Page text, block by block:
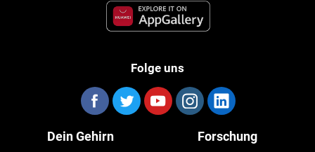
Folge uns
Dein Gehirn Forschung